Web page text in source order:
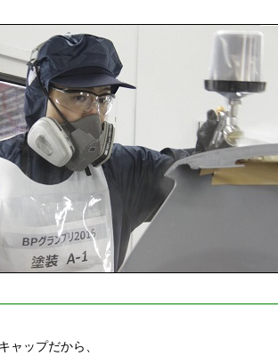
ップだから、